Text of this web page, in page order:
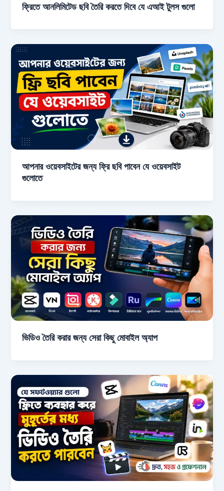
ফ্রিতে আনলিমিটেড ছবি তৈরি করতে দিবে যে এআই টুলস গুলো
আপনার ওয়েবসাইটের জন্য ফ্রি ছবি পাবেন যে ওয়েবসাইট
গুলোতে
ভিডিও তৈরি করার জন্য সেরা কিছু মোবাইল অ্যাপ